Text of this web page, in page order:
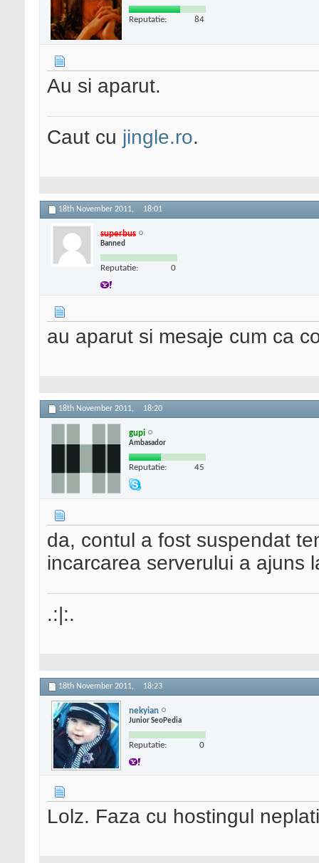
Reputatie: 84
Au si aparut.
Caut cu jingle.ro.
18th November 2011, 18:01
superbus
Banned
Reputatie: 0
au aparut si mesaje cum ca
18th November 2011, 18:20
gupi
Ambasador
Reputatie: 45
da, contul a fost suspendat
incarcarea serverului a ajuns
.:|:.
18th November 2011, 18:23
nekyian
Junior SeoPedia
Reputatie: 0
Lolz. Faza cu hostingul